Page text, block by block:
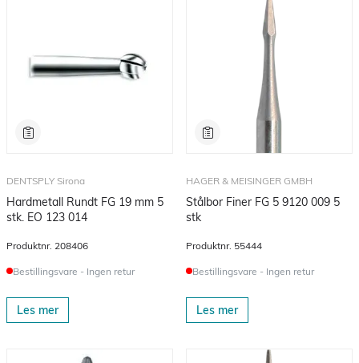
DENTSPLY Sirona
Hardmetall Rundt FG 19 mm 5
stk. EO 123 014
Produktnr. 208406
Bestillingsvare - Ingen retur
Les mer
HAGER & MEISINGER GMBH
Stålbor Finer FG 5 9120 009 5
stk
Produktnr. 55444
Bestillingsvare - Ingen retur
Les mer